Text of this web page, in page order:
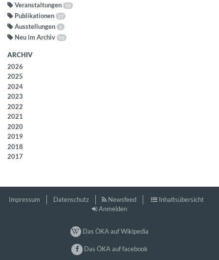
Veranstaltungen 58
Publikationen 27
Ausstellungen 1
Neu im Archiv 50
ARCHIV
2026
2025
2024
2023
2022
2021
2020
2019
2018
2017
Impressum Datenschutz Newsfeed
Inhaltsübersicht
Anmelden
Das ÖKA auf Wikipedia
Das ÖKA auf facebook